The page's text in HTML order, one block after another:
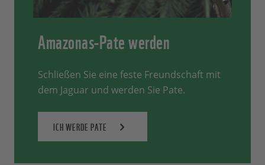
Amazonas-Pate werden
Schließen Sie eine feste Freundschaft mit
dem Jaguar und werden Sie Pate.
ICH WERDE PATE